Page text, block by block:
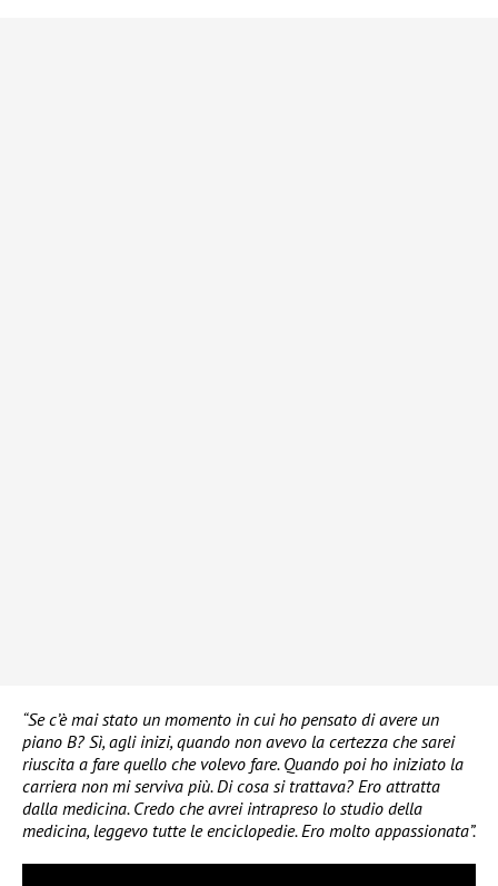
“Se c’è mai stato un momento in cui ho pensato di avere un
piano B? Sì, agli inizi, quando non avevo la certezza che sarei
riuscita a fare quello che volevo fare. Quando poi ho iniziato la
carriera non mi serviva più. Di cosa si trattava? Ero attratta
dalla medicina. Credo che avrei intrapreso lo studio della
medicina, leggevo tutte le enciclopedie. Ero molto appassionata”.